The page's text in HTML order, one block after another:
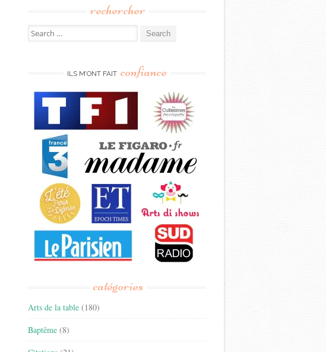
rechercher
Search
for:
ILS M’ONT FAIT confiance
catégories
Arts de la table (180)
Baptême (8)